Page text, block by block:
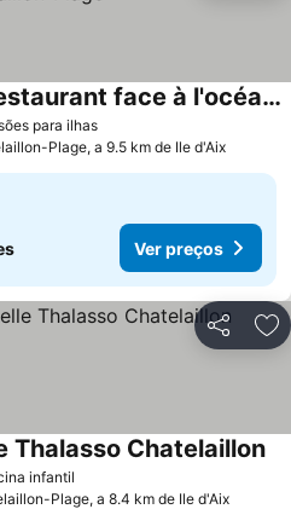
para ilhasVer preços
Les Flots - Hôtel et Restaurant face à l'océan - Châtelaillon-Plage
Plage, a 9.5 km de Ile d'Aix
Ver preços
Partilhar
infantil
Thalasso Chatelaillon
Plage, a 8.4 km de Ile d'Aix